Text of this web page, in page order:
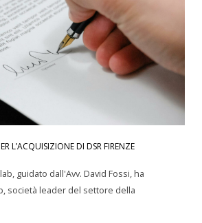
L’ACQUISIZIONE DI DSR FIRENZE
guidato dall'Avv. David Fossi, ha
società leader del settore della